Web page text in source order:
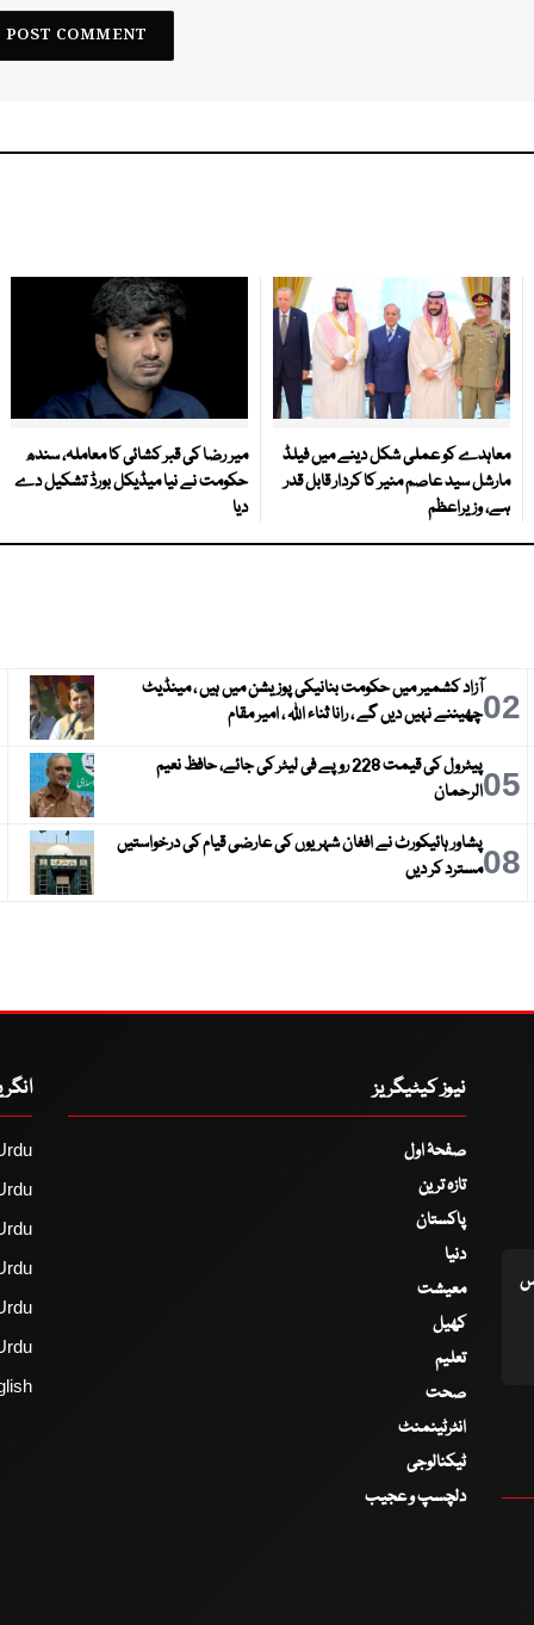
معاہدے کو عملی شکل دینے میں فیلڈ
مارشل سید عاصم منیر کا کردار قابل قدر
ہے، وزیراعظم
میر رضا کی قبر کشائی کا معاملہ، سندھ
حکومت نے نیا میڈیکل بورڈ تشکیل دے
دیا
02آزاد کشمیر میں حکومت بنانیکی پوزیشن میں ہیں ، مینڈیٹ
چھیننے نہیں دیں گے ، رانا ثناء اللہ ، امیر مقام
05
پیٹرول کی قیمت 228 روپے فی لیٹر کی جائے، حافظ نعیم
الرحمان
08پشاور ہائیکورٹ نے افغان شہریوں کی عارضی قیام کی درخواستیں
مسترد کر دیں
نیوز کیٹیگریز
صفحۂ اول
تازہ ترین
پاکستان
دنیا
معیشت
کھیل
تعلیم
صحت
انٹرٹینمنٹ
ٹیکنالوجی
دلچسپ و عجیب